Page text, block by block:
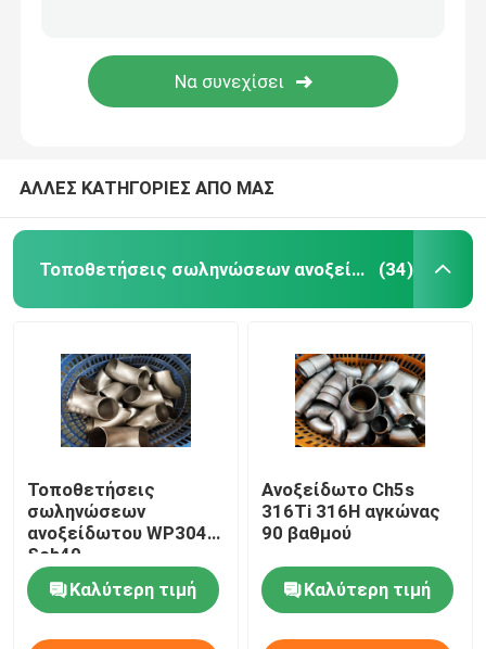
ΑΛΛΕΣ ΚΑΤΗΓΟΡΙΕΣ ΑΠΟ ΜΑΣ
Τοποθετήσεις σωληνώσεων ανοξείδωτου (34)
Τοποθετήσεις
σωληνώσεων
ανοξείδωτου WP304
Sch40
Καλύτερη τιμή
Ανοξείδωτο Ch5s
316Ti 316H αγκώνας
90 βαθμού
Καλύτερη τιμή